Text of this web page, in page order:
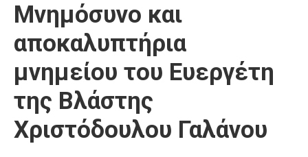
Προσκλήσεις
Αποφάσεις
Τηλέφωνα
Καιρός
Μνημόσυνο και
αποκαλυπτήρια
μνημείου του Ευεργέτη
της Βλάστης
Χριστόδουλου Γαλάνου